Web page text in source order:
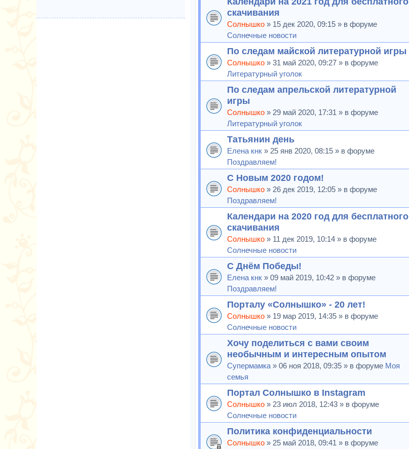
скачивания
Солнышко» 15 дек 2020, 09:15 » в форуме
Солнечные новости
По следам майской литературной игры
Солнышко» 31 май 2020, 09:27 » в форуме
Литературный уголок
По следам апрельской литературной
игры
Солнышко» 29 май 2020, 17:31 » в форуме
Литературный уголок
Татьянин день
Елена кнк» 25 янв 2020, 08:15 » в форуме
Поздравляем!
С Новым 2020 годом!
Солнышко» 26 дек 2019, 12:05 » в форуме
Поздравляем!
Календари на 2020 год для бесплатного
скачивания
Солнышко» 11 дек 2019, 10:14 » в форуме
Солнечные новости
С Днём Победы!
Елена кнк» 09 май 2019, 10:42 » в форуме
Поздравляем!
Порталу «Солнышко» - 20 лет!
Солнышко» 19 мар 2019, 14:35 » в форуме
Солнечные новости
Хочу поделиться с вами своим
необычным и интересным опытом
Супермамка» 06 ноя 2018, 09:35 » в форуме Моя
семья
Портал Солнышко в Instagram
Солнышко» 23 июл 2018, 12:43 » в форуме
Солнечные новости
Политика конфиденциальности
Солнышко» 25 май 2018, 09:41 » в форуме